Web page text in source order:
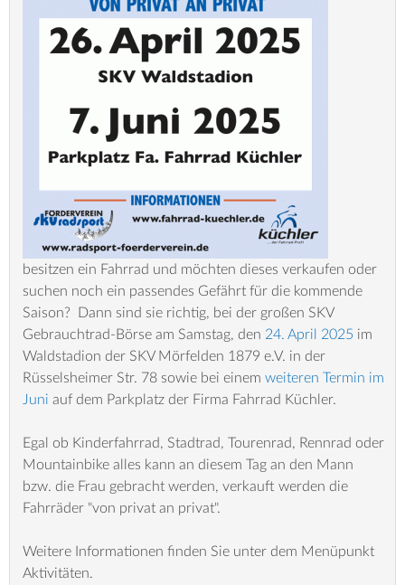
besitzen ein Fahrrad und möchten dieses verkaufen oder
suchen noch ein passendes Gefährt für die kommende
Saison? Dann sind sie richtig, bei der großen SKV
Gebrauchtrad-Börse am Samstag, den 24. April 2025 im
Waldstadion der SKV Mörfelden 1879 e.V. in der
Rüsselsheimer Str. 78 sowie bei einem weiteren Termin im
Juni auf dem Parkplatz der Firma Fahrrad Küchler.
Egal ob Kinderfahrrad, Stadtrad, Tourenrad, Rennrad oder
Mountainbike alles kann an diesem Tag an den Mann
bzw. die Frau gebracht werden, verkauft werden die
Fahrräder "von privat an privat".
Weitere Informationen finden Sie unter dem Menüpunkt
Aktivitäten.